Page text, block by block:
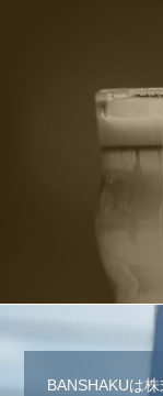
BANSHAKUは